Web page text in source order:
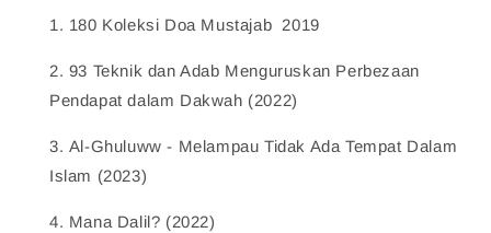
1. 180 Koleksi Doa Mustajab  2019
2. 93 Teknik dan Adab Menguruskan Perbezaan
Pendapat dalam Dakwah (2022)
3. Al-Ghuluww - Melampau Tidak Ada Tempat Dalam
Islam (2023)
4. Mana Dalil? (2022)